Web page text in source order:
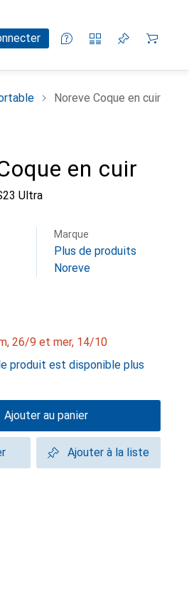
Noreve Coque en cuir
en cuir
Ultra
Marque
Plus de produits
Noreve
26/9 et mer, 14/10
produit est disponible plus
Ajouter au panier
Ajouter à la liste